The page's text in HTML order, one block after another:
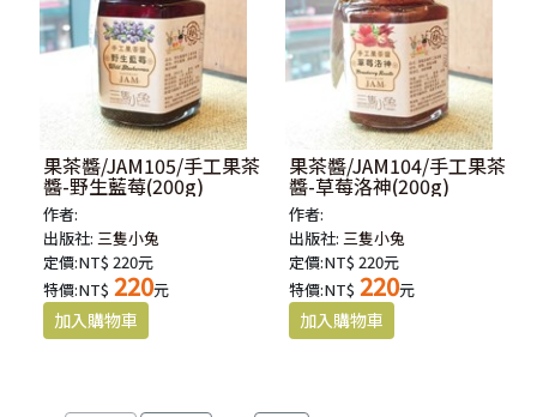
果茶醬/JAM105/手工果茶
醬-野生藍莓(200g)
作者:
出版社:三隻小兔
定價:NT$ 220元
特價:NT$ 220元
果茶醬/JAM104/手工果茶
醬-草莓洛神(200g)
作者:
出版社:三隻小兔
定價:NT$ 220元
特價:NT$ 220元